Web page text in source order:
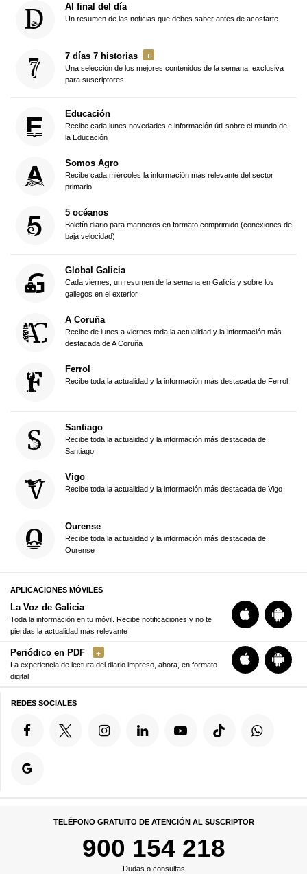
Al final del día
Un resumen de las noticias que debes saber antes de acostarte
7 días 7 historias
Una selección de los mejores contenidos de la semana, exclusiva
para suscriptores
Educación
Recibe cada lunes novedades e información útil sobre el mundo de
la Educación
Somos Agro
Recibe cada miércoles la información más relevante del sector
primario
5 océanos
Boletín diario para marineros en formato comprimido (conexiones de
baja velocidad)
Global Galicia
Cada viernes, un resumen de la semana en Galicia y sobre los
gallegos en el exterior
A Coruña
Recibe de lunes a viernes toda la actualidad y la información más
destacada de A Coruña
Ferrol
Recibe toda la actualidad y la información más destacada de Ferrol
Santiago
Recibe toda la actualidad y la información más destacada de
Santiago
Vigo
Recibe toda la actualidad y la información más destacada de Vigo
Ourense
Recibe toda la actualidad y la información más destacada de
Ourense
APLICACIONES MÓVILES
La Voz de Galicia
Toda la información en tu móvil. Recibe notificaciones y no te
pierdas la actualidad más relevante
Periódico en PDF
La experiencia de lectura del diario impreso, ahora, en formato
digital
REDES SOCIALES
TELÉFONO GRATUITO DE ATENCIÓN AL SUSCRIPTOR
900 154 218
Dudas o consultas